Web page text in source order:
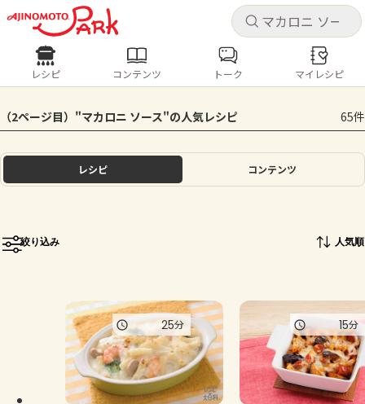
キャ
ログインするとレシピを保存できます
ログイン
ホーム
トーク
よくあるお問い合わせ
キャ
レシピ コンテンツ
人気の食材・レシピ
きゅうり なす トマト とうもろこし
ピーマン
レシピ コンテンツ トーク マイレシピ
（2ページ目）"マカロニ ソース"の人気レシピ 65件
レシピ コンテンツ
絞り込み 人気順
25分 15分